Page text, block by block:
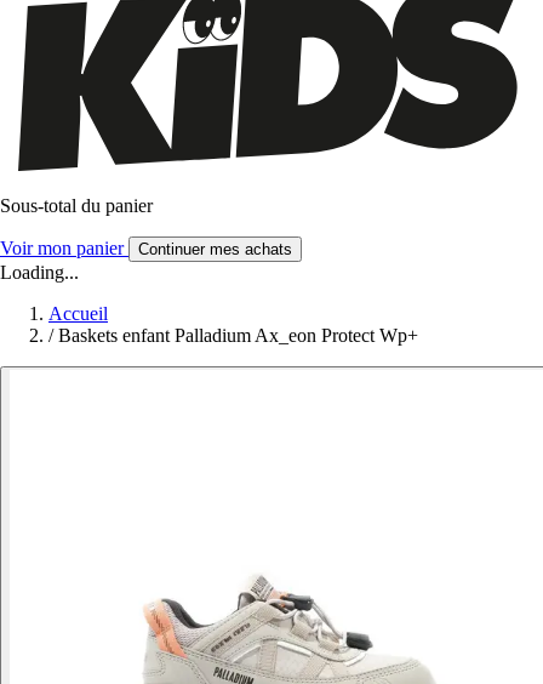
Sous-total du panier
Voir mon panier Continuer mes achats
Loading...
Accueil
/ Baskets enfant Palladium Ax_eon Protect Wp+